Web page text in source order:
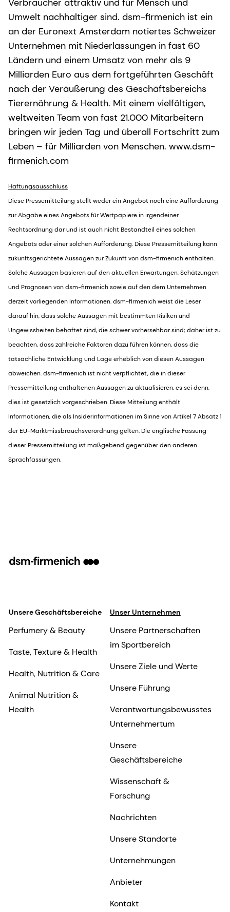
Verbraucher attraktiv und für Mensch und
Umwelt nachhaltiger sind. dsm-firmenich ist ein
an der Euronext Amsterdam notiertes Schweizer
Unternehmen mit Niederlassungen in fast 60
Ländern und einem Umsatz von mehr als 9
Milliarden Euro aus dem fortgeführten Geschäft
nach der Veräußerung des Geschäftsbereichs
Tierernährung & Health. Mit einem vielfältigen,
weltweiten Team von fast 21.000 Mitarbeitern
bringen wir jeden Tag und überall Fortschritt zum
Leben – für Milliarden von Menschen. www.dsm-
firmenich.com
Haftungsausschluss
Diese Pressemitteilung stellt weder ein Angebot noch eine Aufforderung
zur Abgabe eines Angebots für Wertpapiere in irgendeiner
Rechtsordnung dar und ist auch nicht Bestandteil eines solchen
Angebots oder einer solchen Aufforderung. Diese Pressemitteilung kann
zukunftsgerichtete Aussagen zur Zukunft von dsm-firmenich enthalten.
Solche Aussagen basieren auf den aktuellen Erwartungen, Schätzungen
und Prognosen von dsm-firmenich sowie auf den dem Unternehmen
derzeit vorliegenden Informationen. dsm-firmenich weist die Leser
darauf hin, dass solche Aussagen mit bestimmten Risiken und
Ungewissheiten behaftet sind, die schwer vorhersehbar sind; daher ist zu
beachten, dass zahlreiche Faktoren dazu führen können, dass die
tatsächliche Entwicklung und Lage erheblich von diesen Aussagen
abweichen. dsm-firmenich ist nicht verpflichtet, die in dieser
Pressemitteilung enthaltenen Aussagen zu aktualisieren, es sei denn,
dies ist gesetzlich vorgeschrieben. Diese Mitteilung enthält
Informationen, die als Insiderinformationen im Sinne von Artikel 7 Absatz 1
der EU-Marktmissbrauchsverordnung gelten. Die englische Fassung
dieser Pressemitteilung ist maßgebend gegenüber den anderen
Sprachfassungen.
Unsere Geschäftsbereiche
Perfumery & Beauty
Taste, Texture & Health
Health, Nutrition & Care
Animal Nutrition &
Health
Unser Unternehmen
Unsere Partnerschaften
im Sportbereich
Unsere Ziele und Werte
Unsere Führung
Verantwortungsbewusstes
Unternehmertum
Unsere
Geschäftsbereiche
Wissenschaft &
Forschung
Nachrichten
Unsere Standorte
Unternehmungen
Anbieter
Kontakt